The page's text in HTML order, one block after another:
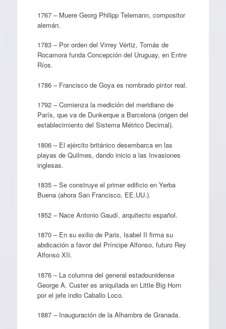
1767 – Muere Georg Philipp Telemann, compositor
alemán.
1783 – Por orden del Virrey Vértiz, Tomás de
Rocamora funda Concepción del Uruguay, en Entre
Ríos.
1786 – Francisco de Goya es nombrado pintor real.
1792 – Comienza la medición del meridiano de
París, que va de Dunkerque a Barcelona (origen del
establecimiento del Sistema Métrico Decimal).
1806 – El ejército británico desembarca en las
playas de Quilmes, dando inicio a las Invasiones
inglesas.
1835 – Se construye el primer edificio en Yerba
Buena (ahora San Francisco, EE.UU.).
1852 – Nace Antonio Gaudí, arquitecto español.
1870 – En su exilio de Paris, Isabel II firma su
abdicación a favor del Príncipe Alfonso, futuro Rey
Alfonso XII.
1876 – La columna del general estadounidense
George A. Custer es aniquilada en Little Big Horn
por el jefe indio Caballo Loco.
1887 – Inauguración de la Alhambra de Granada.